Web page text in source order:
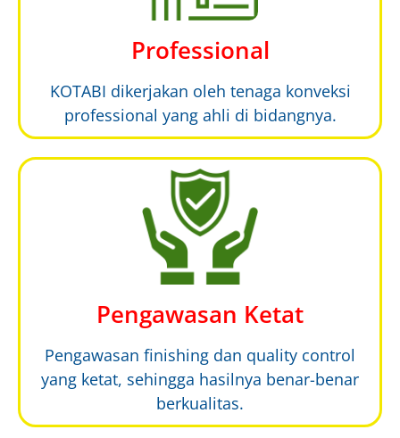
Professional
KOTABI dikerjakan oleh tenaga konveksi
professional yang ahli di bidangnya.
Pengawasan Ketat
Pengawasan finishing dan quality control
yang ketat, sehingga hasilnya benar-benar
berkualitas.